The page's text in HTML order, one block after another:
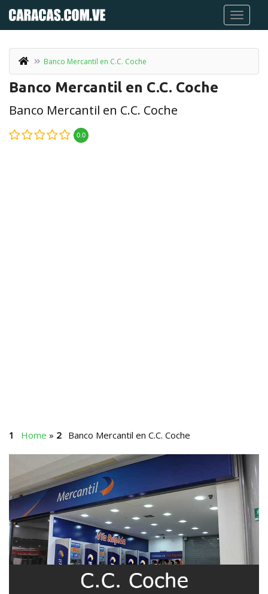
Banco Mercantil en C.C. Coche
Banco Mercantil en C.C. Coche
Banco Mercantil en C.C. Coche
0.0
Home » Banco Mercantil en C.C. Coche